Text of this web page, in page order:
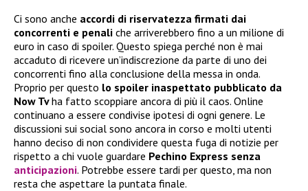
Ci sono anche accordi di riservatezza firmati dai
concorrenti e penali che arriverebbero fino a un milione di
euro in caso di spoiler. Questo spiega perché non è mai
accaduto di ricevere un’indiscrezione da parte di uno dei
concorrenti fino alla conclusione della messa in onda.
Proprio per questo lo spoiler inaspettato pubblicato da
Now Tvha fatto scoppiare ancora di più il caos. Online
continuano a essere condivise ipotesi di ogni genere. Le
discussioni sui social sono ancora in corso e molti utenti
hanno deciso di non condividere questa fuga di notizie per
rispetto a chi vuole guardare Pechino Express senza
anticipazioni. Potrebbe essere tardi per questo, ma non
resta che aspettare la puntata finale.